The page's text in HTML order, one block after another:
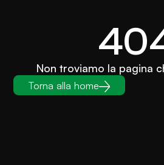
Non troviamo la pagina
Torna alla home